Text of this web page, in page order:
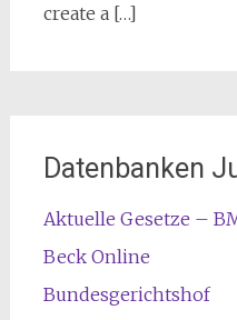
create a […]
Datenbanken
Aktuelle Gesetze –
Beck Online
Bundesgerichtshof